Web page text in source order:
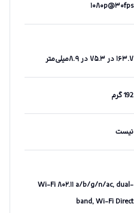
۱۰۸۰p@۳۰fps
۱۶۳.۷ در ۷۵.۳ در ۸.۹میلی‌متر
192 گرم
نیست
Wi-Fi ۸۰۲.۱۱ a/b/g/n/ac, dual-
band, Wi-Fi Direct